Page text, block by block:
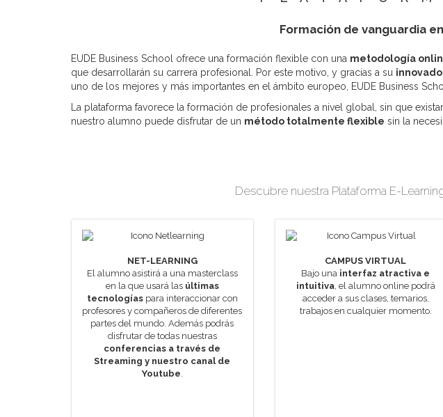
Formación de vanguardia
EUDE Business School ofrece una formación flexible con una metodología
que desarrollarán su carrera profesional. Por este motivo, y gracias a su
uno de los mejores y más importantes en el ámbito europeo, EUDE Business
La plataforma favorece la formación de profesionales a nivel global, sin que
nuestro alumno puede disfrutar de un método totalmente flexible sin la
Descubre nuestra Plataforma E-
NET-LEARNING
El alumno asistirá a una masterclass
en la que usará las últimas
tecnologíaspara interaccionar con
profesores y compañeros de diferentes
partes del mundo. Además podrás
disfrutar de todas nuestras
conferencias a través de
Streaming y nuestro canal de
Youtube.
CAMPUS VIRTUAL
Bajo una interfaz atractiva e
intuitiva, el alumno online podrá
acceder a sus clases, temarios,
trabajos en cualquier momento.